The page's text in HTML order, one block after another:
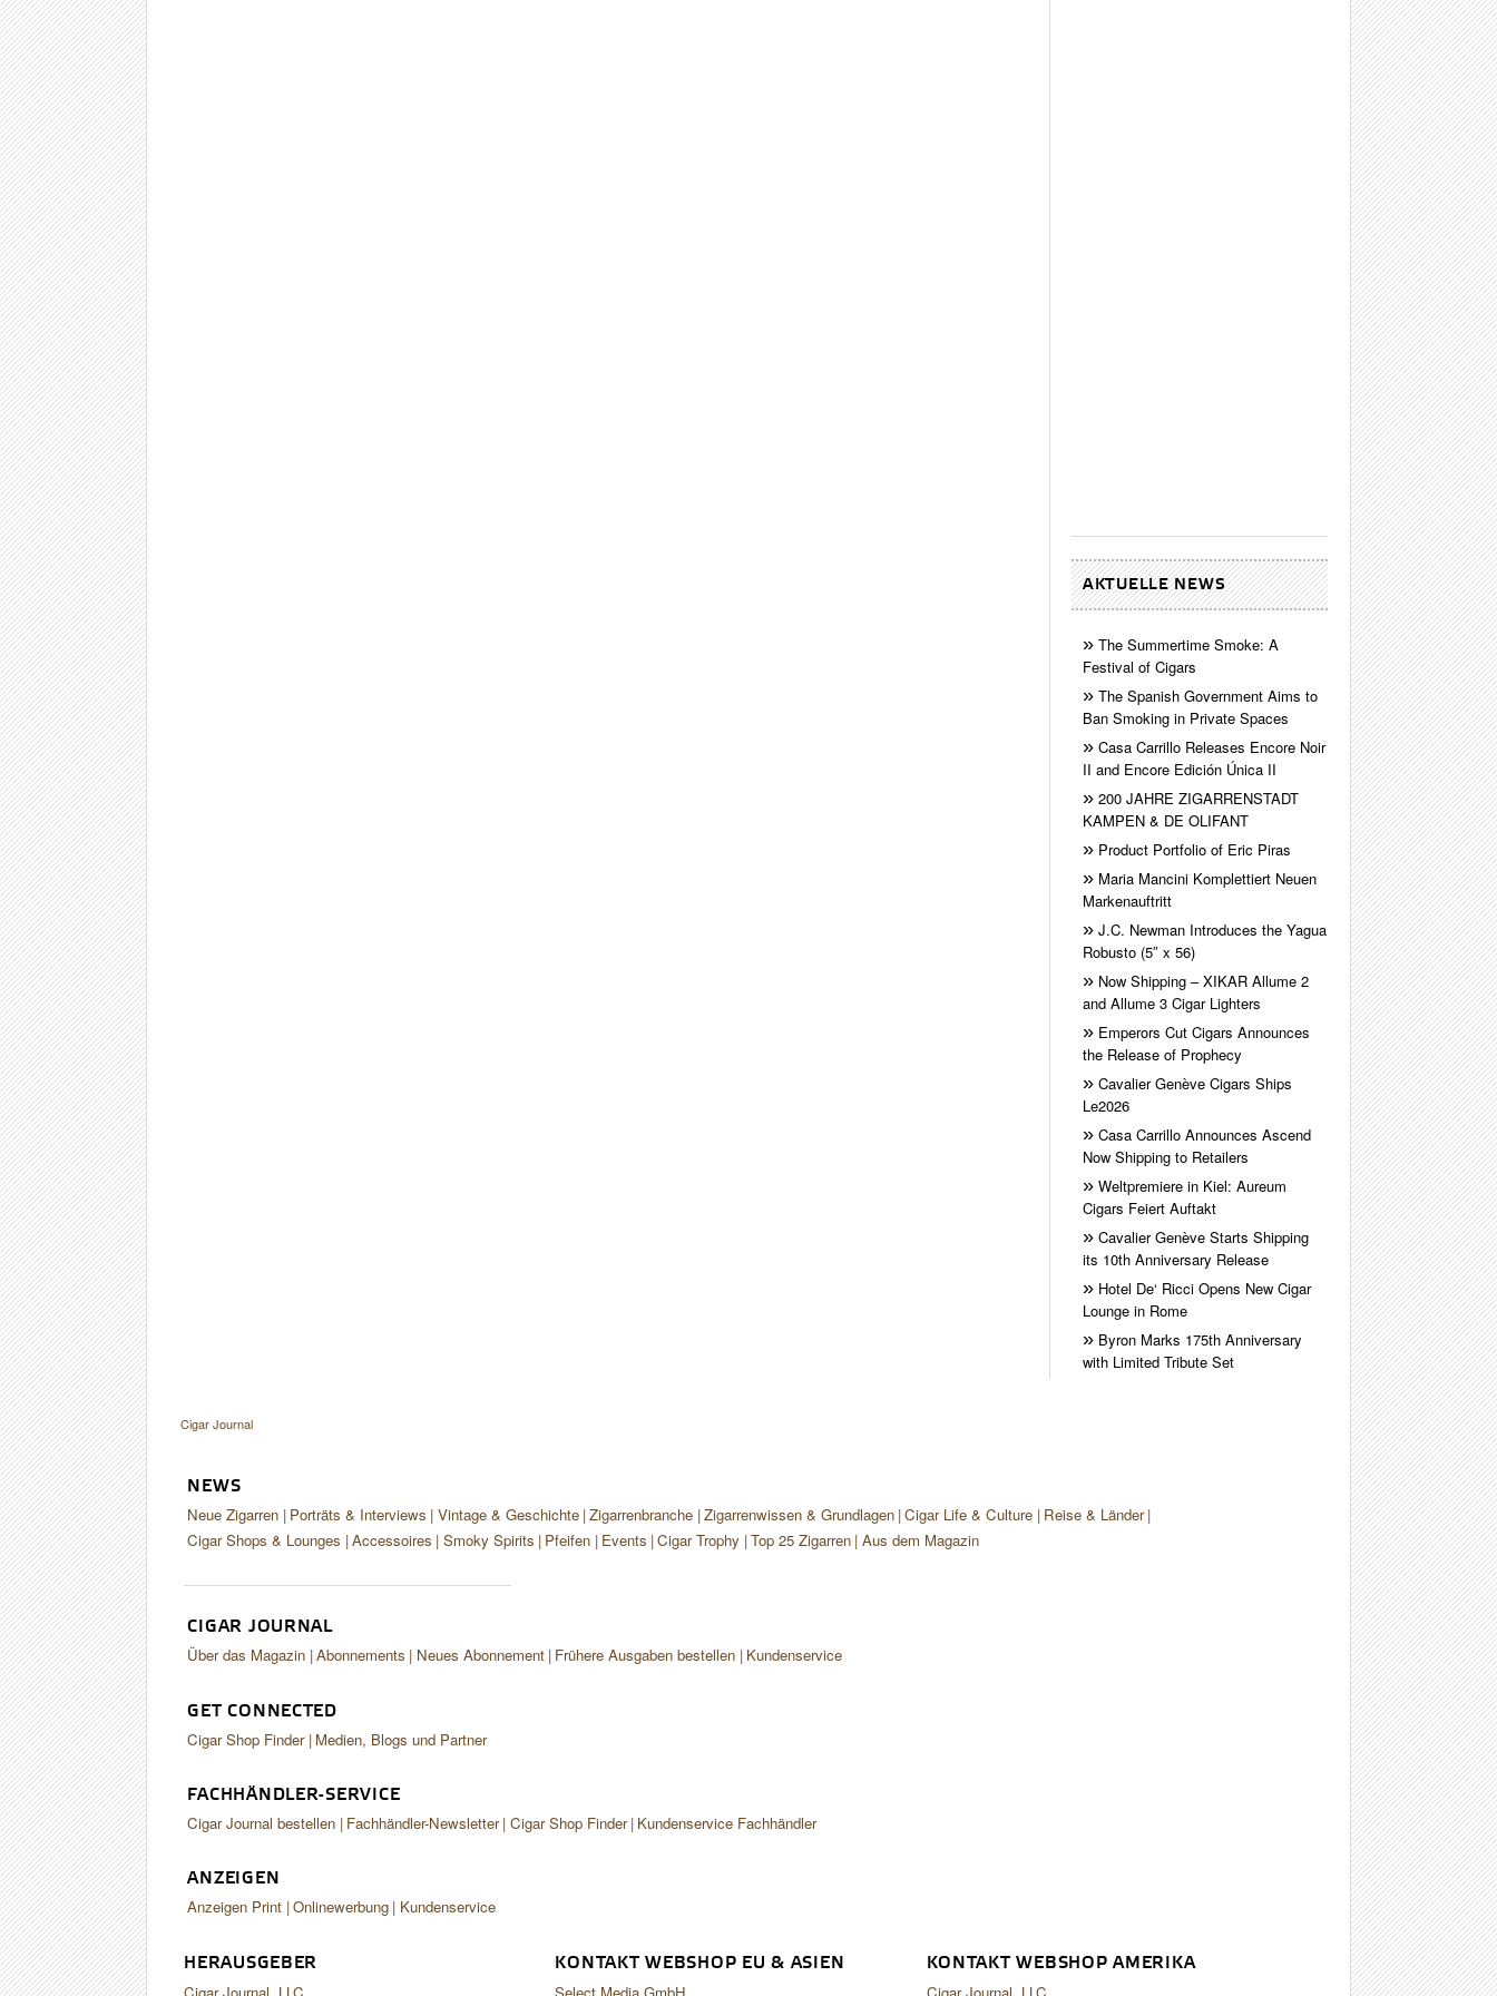
AKTUELLE NEWS
The Summertime Smoke: A
Festival of Cigars
The Spanish Government Aims to
Ban Smoking in Private Spaces
Casa Carrillo Releases Encore Noir
II and Encore Edición Única II
200 JAHRE ZIGARRENSTADT
KAMPEN & DE OLIFANT
Product Portfolio of Eric Piras
Maria Mancini Komplettiert Neuen
Markenauftritt
J.C. Newman Introduces the Yagua
Robusto (5″ x 56)
Now Shipping – XIKAR Allume 2
and Allume 3 Cigar Lighters
Emperors Cut Cigars Announces
the Release of Prophecy
Cavalier Genève Cigars Ships
Le2026
Casa Carrillo Announces Ascend
Now Shipping to Retailers
Weltpremiere in Kiel: Aureum
Cigars Feiert Auftakt
Cavalier Genève Starts Shipping
its 10th Anniversary Release
Hotel De‘ Ricci Opens New Cigar
Lounge in Rome
Byron Marks 175th Anniversary
with Limited Tribute Set
Cigar Journal
NEWS
Neue Zigarren Porträts & Interviews Vintage & Geschichte Zigarrenbranche Zigarrenwissen & Grundlagen Cigar Life & Culture Reise & Länder
Cigar Shops & Lounges Accessoires Smoky Spirits Pfeifen Events Cigar Trophy Top 25 Zigarren Aus dem Magazin
CIGAR JOURNAL
Über das Magazin Abonnements Neues Abonnement Frühere Ausgaben bestellen Kundenservice
GET CONNECTED
Cigar Shop Finder Medien, Blogs und Partner
FACHHÄNDLER-SERVICE
Cigar Journal bestellen Fachhändler-Newsletter Cigar Shop Finder Kundenservice Fachhändler
ANZEIGEN
Anzeigen Print Onlinewerbung Kundenservice
HERAUSGEBER KONTAKT WEBSHOP EU & ASIEN KONTAKT WEBSHOP AMERIKA